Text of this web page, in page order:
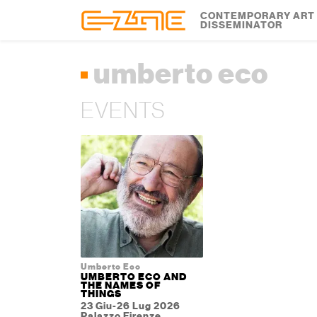
CONTEMPORARY ART
DISSEMINATOR
umberto eco
EVENTS
Umberto Eco
UMBERTO ECO AND
THE NAMES OF
THINGS
23 Giu-26 Lug 2026